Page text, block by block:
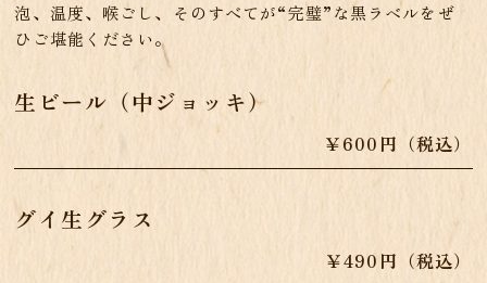
泡、温度、喉ごし、そのすべてが“完璧”な黒ラベルをぜ
ひご堪能ください。
生ビール（中ジョッキ）
￥600円（税込）
グイ生グラス
￥490円（税込）